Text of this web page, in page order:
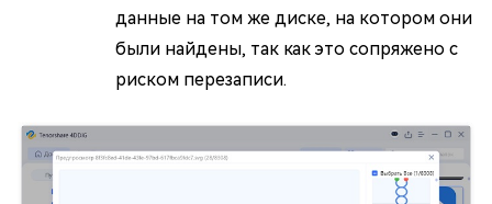
данные на том же диске, на котором они
были найдены, так как это сопряжено с
риском перезаписи.